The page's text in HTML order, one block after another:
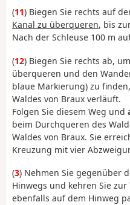
(11) Biegen Sie rechts auf
Kanal zu überqueren, bis
Nach der Schleuse 100 m
(12) Biegen Sie rechts ab,
überqueren und den
blaue Markierung) zu
Waldes von Braux verläuft.
Folgen Sie diesem Weg und
beim Durchqueren des
Waldes von Braux. Sie
Kreuzung mit vier
(3) Nehmen Sie gegenüber
Hinwegs und kehren Sie
ebenfalls auf dem Hinweg